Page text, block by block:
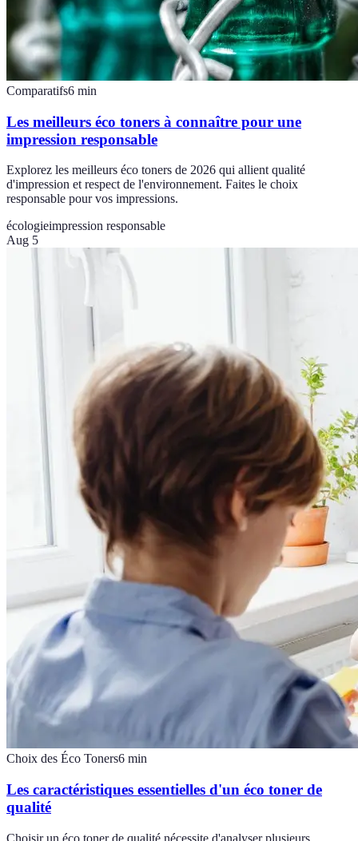
Comparatifs6 min
Les meilleurs éco toners à connaître pour une
impression responsable
Explorez les meilleurs éco toners de 2026 qui allient qualité
d'impression et respect de l'environnement. Faites le choix
responsable pour vos impressions.
écologieimpression responsable
Aug 5
Choix des Éco Toners6 min
Les caractéristiques essentielles d'un éco toner de
qualité
Choisir un éco toner de qualité nécessite d'analyser plusieurs